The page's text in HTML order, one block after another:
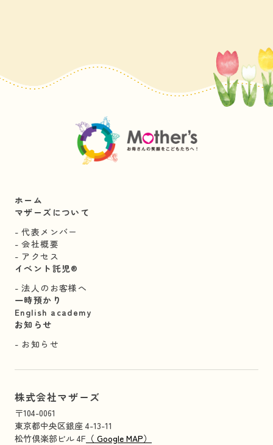
ホーム
マザーズについて
代表メンバー
会社概要
アクセス
イベント託児®︎
法人のお客様へ
一時預かり
English academy
お知らせ
お知らせ
株式会社マザーズ
〒104-0061
東京都中央区銀座 4-13-11
松竹倶楽部ビル 4F （ Google MAP）